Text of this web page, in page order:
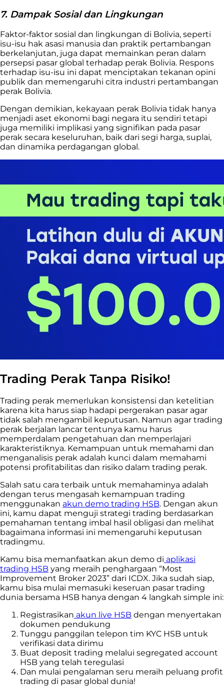
7. Dampak Sosial dan Lingkungan
Faktor-faktor sosial dan lingkungan di Bolivia, seperti
isu-isu hak asasi manusia dan praktik pertambangan
berkelanjutan, juga dapat memainkan peran dalam
persepsi pasar global terhadap perak Bolivia. Respons
terhadap isu-isu ini dapat menciptakan tekanan opini
publik dan memengaruhi citra industri pertambangan
perak Bolivia.
Dengan demikian, kekayaan perak Bolivia tidak hanya
menjadi aset ekonomi bagi negara itu sendiri tetapi
juga memiliki implikasi yang signifikan pada pasar
perak secara keseluruhan, baik dari segi harga, suplai,
dan dinamika perdagangan global.
Trading Perak Tanpa Risiko!
Trading perak memerlukan konsistensi dan ketelitian
karena kita harus siap hadapi pergerakan pasar agar
tidak salah mengambil keputusan. Namun agar trading
perak berjalan lancar tentunya kamu harus
memperdalam pengetahuan dan memperlajari
karakteristiknya. Kemampuan untuk memahami dan
menganalisis perak adalah kunci dalam memahami
potensi profitabilitas dan risiko dalam trading perak.
Salah satu cara terbaik untuk memahaminya adalah
dengan terus mengasah kemampuan trading
menggunakan akun demo trading HSB. Dengan akun
ini, kamu dapat menguji strategi trading berdasarkan
pemahaman tentang imbal hasil obligasi dan melihat
bagaimana informasi ini memengaruhi keputusan
tradingmu.
Kamu bisa memanfaatkan akun demo di aplikasi
trading HSB yang meraih penghargaan “Most
Improvement Broker 2023” dari ICDX. Jika sudah siap,
kamu bisa mulai memasuki keseruan pasar trading
dunia bersama HSB hanya dengan 4 langkah simple ini:
Registrasikan akun live HSB dengan menyertakan
dokumen pendukung
Tunggu panggilan telepon tim KYC HSB untuk
verifikasi data dirimu
Buat deposit trading melalui segregated account
HSB yang telah teregulasi
Dan mulai pengalaman seru meraih peluang profit
trading di pasar global dunia!